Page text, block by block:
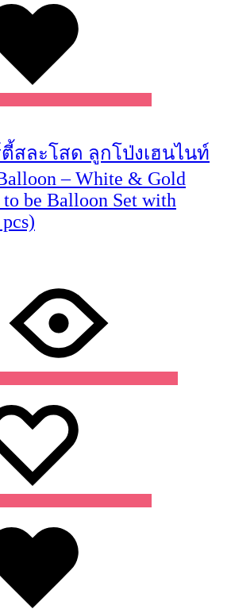
สละโสด ลูกโป่งเฮนไนท์
– White & Gold
be Balloon Set with